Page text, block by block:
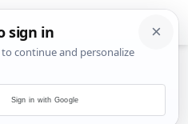
Sign in with Google